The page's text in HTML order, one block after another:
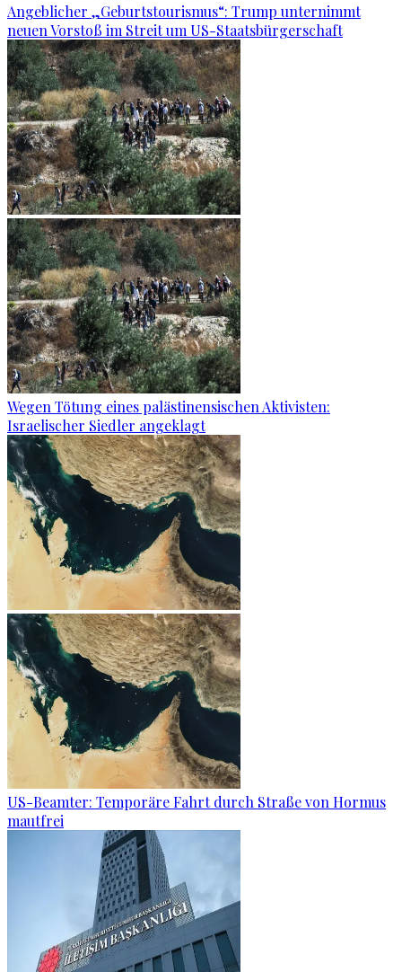
Angeblicher „Geburtstourismus“: Trump unternimmt
neuen Vorstoß im Streit um US-Staatsbürgerschaft
Wegen Tötung eines palästinensischen Aktivisten:
Israelischer Siedler angeklagt
US-Beamter: Temporäre Fahrt durch Straße von Hormus
mautfrei